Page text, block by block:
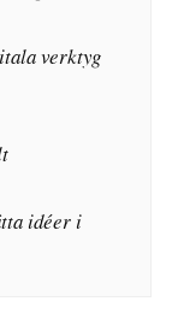
verktyg
idéer i